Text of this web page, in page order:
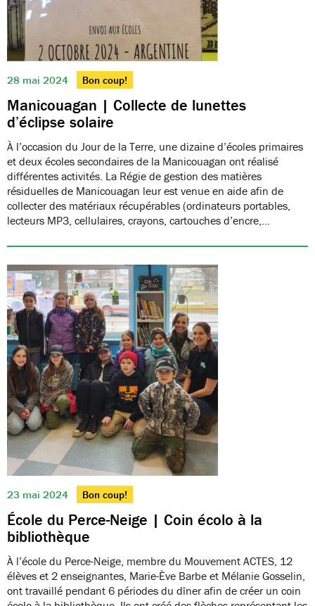
28 mai 2024 Bon coup!
Manicouagan | Collecte de lunettes
d’éclipse solaire
À l’occasion du Jour de la Terre, une dizaine d’écoles primaires
et deux écoles secondaires de la Manicouagan ont réalisé
différentes activités. La Régie de gestion des matières
résiduelles de Manicouagan leur est venue en aide afin de
collecter des matériaux récupérables (ordinateurs portables,
lecteurs MP3, cellulaires, crayons, cartouches d’encre,…
23 mai 2024 Bon coup!
École du Perce-Neige | Coin écolo à la
bibliothèque
À l’école du Perce-Neige, membre du Mouvement ACTES, 12
élèves et 2 enseignantes, Marie-Ève Barbe et Mélanie Gosselin,
ont travaillé pendant 6 périodes du dîner afin de créer un coin